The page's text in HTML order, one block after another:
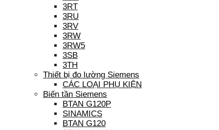
3RT
3RU
3RV
3RW
3RW5
3SB
3TH
Thiết bị đo lường Siemens
CÁC LOẠI PHỤ KIỆN
Biến tần Siemens
BTAN G120P
SINAMICS
BTAN G120